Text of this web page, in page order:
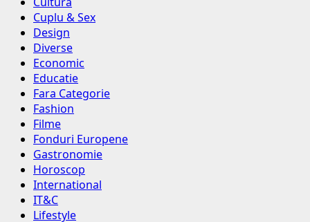
Cuplu & Sex
Design
Diverse
Economic
Educatie
Fara Categorie
Fashion
Filme
Fonduri Europene
Gastronomie
Horoscop
International
IT&C
Lifestyle